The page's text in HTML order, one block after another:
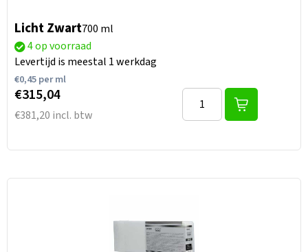
Licht Zwart700 ml
4 op voorraad
Levertijd is meestal 1 werkdag
€0,45per ml
€315,04
€381,20 incl. btw